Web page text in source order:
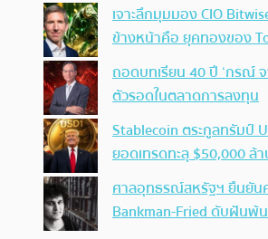
เจาะลึกมุมมอง CIO
ข้างหน้าคือ ยุคทองของ
ถอดบทเรียน 40 ปี ‘กรณ์
ตัวรอดในตลาดการลงทุน
Stablecoin ตระกูลทรัมป์
ยอดเทรดทะลุ $50,000 ล้
ศาลอุทธรณ์สหรัฐฯ ยืนยัน
Bankman-Fried ดับฝันพ้